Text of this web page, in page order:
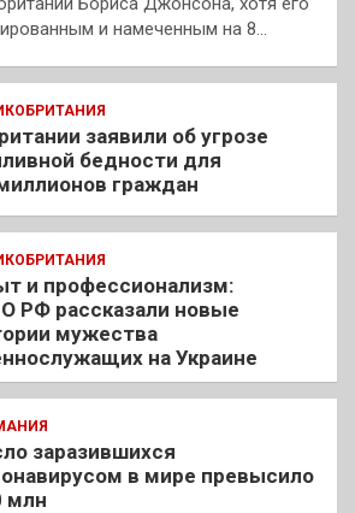
и намеченным на 8…
заявили об угрозе
бедности для
граждан
и профессионализм:
РФ рассказали новые
мужества
на Украине
заразившихся
в мире превысило
млн